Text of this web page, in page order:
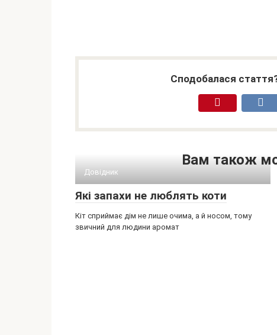
Сподобалася
Вам також
Довідник
Які запахи не люблять коти
Кіт сприймає дім не лише очима, а й носом, тому
звичний для людини аромат